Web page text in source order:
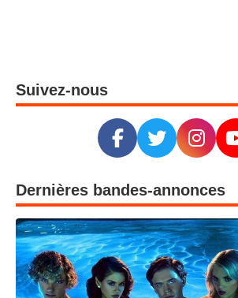
Suivez-nous
Dernières bandes-annonces